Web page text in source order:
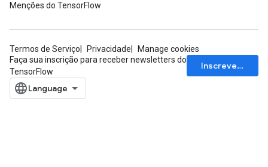
Menções do TensorFlow
Termos de Serviço Privacidade
Manage cookies
Faça sua inscrição para receber newsletters do
TensorFlow
Inscrever-se